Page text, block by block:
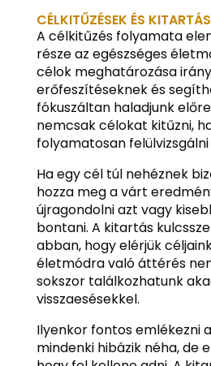
CÉLKITŰZÉSEK ÉS KITARTÁS
A célkitűzés folyamata
része az egészséges
célok meghatározása
erőfeszítéseknek és
fókuszáltan haladjunk
nemcsak célokat kitűzni,
folyamatosan felülvizsgálni
Ha egy cél túl nehéznek
hozza meg a várt
újragondolni azt vagy
bontani. A kitartás
abban, hogy elérjük
életmódra való áttérés
sokszor találkozhatunk
visszaesésekkel.
Ilyenkor fontos emlékezni
mindenki hibázik néha, de